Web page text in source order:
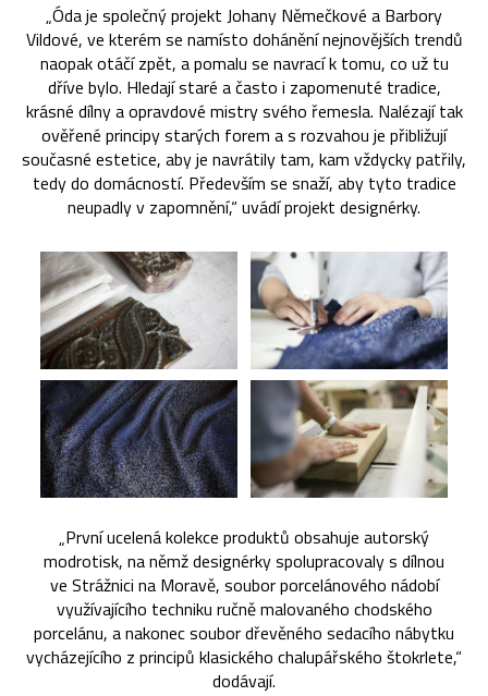
„Óda je společný projekt Johany Němečkové a Barbory
Vildové, ve kterém se namísto dohánění nejnovějších trendů
naopak otáčí zpět, a pomalu se navrací k tomu, co už tu
dříve bylo. Hledají staré a často i zapomenuté tradice,
krásné dílny a opravdové mistry svého řemesla. Nalézají tak
ověřené principy starých forem a s rozvahou je přibližují
současné estetice, aby je navrátily tam, kam vždycky patřily,
tedy do domácností. Především se snaží, aby tyto tradice
neupadly v zapomnění,“ uvádí projekt designérky.
„První ucelená kolekce produktů obsahuje autorský
modrotisk, na němž designérky spolupracovaly s dílnou
ve Strážnici na Moravě, soubor porcelánového nádobí
využívajícího techniku ručně malovaného chodského
porcelánu, a nakonec soubor dřevěného sedacího nábytku
vycházejícího z principů klasického chalupářského štokrlete,“
dodávají.